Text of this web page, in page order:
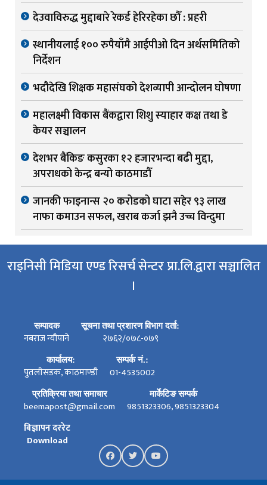
देउवाविरुद्ध मुद्दाबारे रेकर्ड हेरिरहेका छौँ : प्रहरी
स्थानीयलाई १०० रुपैयाँमै आईपीओ दिन अर्थसमितिको
निर्देशन
भदौदेखि शिक्षक महासंघको देशव्यापी आन्दोलन घोषणा
महालक्ष्मी विकास बैंकद्वारा शिशु स्याहार कक्ष तथा डे
केयर सञ्चालन
देशभर बैंकिङ कसुरका १२ हजारभन्दा बढी मुद्दा,
अपराधको केन्द्र बन्यो काठमाडौँ
जानकी फाइनान्स २० करोडको घाटा सहेर ९३ लाख
नाफा कमाउन सफल, खराब कर्जा झनै उच्च विन्दुमा
राइनिसी मिडिया एण्ड रिसर्च सेन्टर प्रा.लि.द्वारा सञ्चालित
।
सम्पादक
नबराज न्यौपाने
सूचना तथा प्रशारण विभाग दर्ता:
२७६२/०७८-०७९
कार्यालय:
पुतलीसडक, काठमाण्डौ
सम्पर्क नं.:
01-4535002
प्रतिक्रिया तथा समाचार
beemapost@gmail.com
मार्केटिङ सम्पर्क
9851323306, 9851323304
बिज्ञापन दररेट
Download